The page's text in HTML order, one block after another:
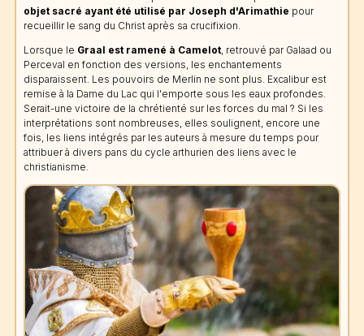
objet sacré ayant été utilisé par Joseph d'Arimathie pour
recueillir le sang du Christ après sa crucifixion.
Lorsque le Graal est ramené à Camelot, retrouvé par Galaad ou
Perceval en fonction des versions, les enchantements
disparaissent. Les pouvoirs de Merlin ne sont plus. Excalibur est
remise à la Dame du Lac qui l'emporte sous les eaux profondes.
Serait-une victoire de la chrétienté sur les forces du mal ? Si les
interprétations sont nombreuses, elles soulignent, encore une
fois, les liens intégrés par les auteurs à mesure du temps pour
attribuer à divers pans du cycle arthurien des liens avec le
christianisme.